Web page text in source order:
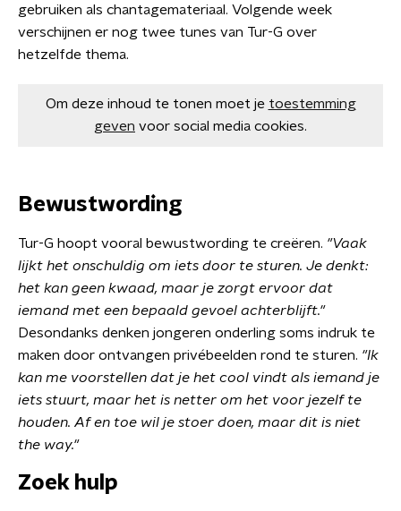
gebruiken als chantagemateriaal. Volgende week
verschijnen er nog twee tunes van Tur-G over
hetzelfde thema.
Om deze inhoud te tonen moet je toestemming
geven voor social media cookies.
Bewustwording
Tur-G hoopt vooral bewustwording te creëren. "Vaak
lijkt het onschuldig om iets door te sturen. Je denkt:
het kan geen kwaad, maar je zorgt ervoor dat
iemand met een bepaald gevoel achterblijft."
Desondanks denken jongeren onderling soms indruk te
maken door ontvangen privébeelden rond te sturen. "Ik
kan me voorstellen dat je het cool vindt als iemand je
iets stuurt, maar het is netter om het voor jezelf te
houden. Af en toe wil je stoer doen, maar dit is niet
the way."
Zoek hulp